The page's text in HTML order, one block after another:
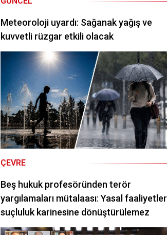
Meteoroloji uyardı: Sağanak yağış ve
kuvvetli rüzgar etkili olacak
ÇEVRE
Beş hukuk profesöründen terör
yargılamaları mütalaası: Yasal faaliyetler
suçluluk karinesine dönüştürülemez